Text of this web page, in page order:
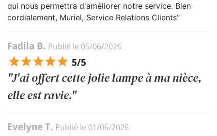
qui nous permettra d'améliorer notre service. Bien
cordialement, Muriel, Service Relations Clients"
Fadila B. Publié le 05/06/2026
5/5
"J'ai offert cette jolie lampe à ma nièce,
elle est ravie."
Evelyne T. Publié le 01/06/2026